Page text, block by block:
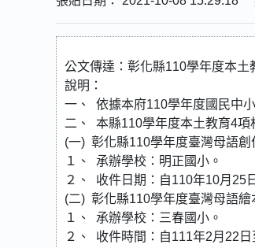
公文傳達：彰化縣110學年度本
說明：
一、 依據本府110學年度國民中
二、 本縣110學年度本土教育4項
(一) 彰化縣110學年度臺灣母語創
１、 承辦學校：明正國小。
２、 收件日期：自110年10月25
(二) 彰化縣110學年度臺灣母語繪
１、 承辦學校：三春國小。
２、 收件時間：自111年2月22